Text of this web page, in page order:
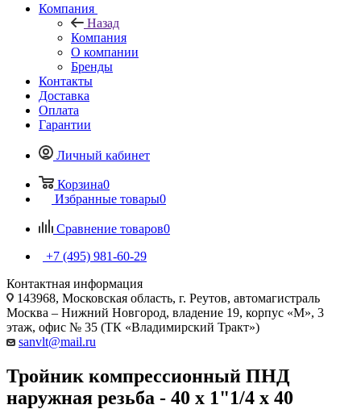
Компания
Назад
Компания
О компании
Бренды
Контакты
Доставка
Оплата
Гарантии
Личный кабинет
Корзина0
Избранные товары0
Сравнение товаров0
+7 (495) 981-60-29
Контактная информация
143968, Московская область, г. Реутов, автомагистраль
Москва – Нижний Новгород, владение 19, корпус «М», 3
этаж, офис № 35 (ТК «Владимирский Тракт»)
sanvlt@mail.ru
Тройник компрессионный ПНД
наружная резьба - 40 х 1"1/4 х 40